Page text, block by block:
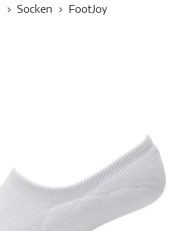
Bekleidung
Socken FootJoy